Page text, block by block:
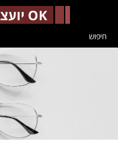
OK יועצים לניהול
חיפוש